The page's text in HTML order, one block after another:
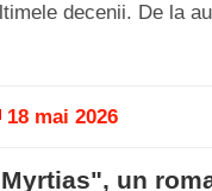
decenii. De la
18 mai 2026
un